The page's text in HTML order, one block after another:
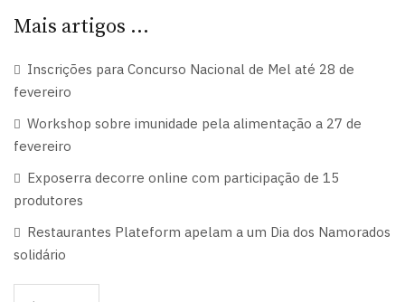
Mais artigos …
Inscrições para Concurso Nacional de Mel até 28 de
fevereiro
Workshop sobre imunidade pela alimentação a 27 de
fevereiro
Exposerra decorre online com participação de 15
produtores
Restaurantes Plateform apelam a um Dia dos Namorados
solidário